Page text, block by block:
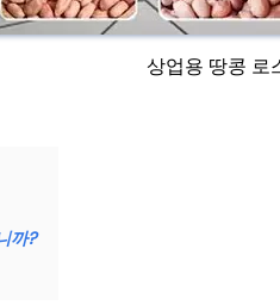
상업용 땅콩 로
까?